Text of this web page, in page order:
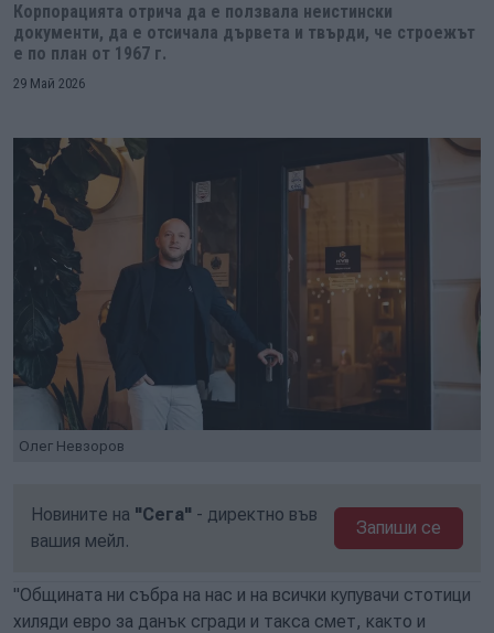
Корпорацията отрича да е ползвала неистински
документи, да е отсичала дървета и твърди, че строежът
е по план от 1967 г.
29 Май 2026
Олег Невзоров
Новините на "Сега" - директно във
вашия мейл.
Запиши се
"Общината ни събра на нас и на всички купувачи стотици
хиляди евро за данък сгради и такса смет, както и